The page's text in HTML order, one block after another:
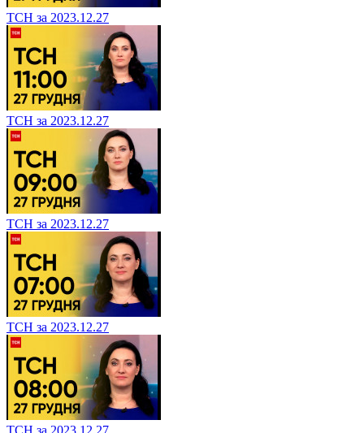
ТСН за 2023.12.27
ТСН за 2023.12.27
ТСН за 2023.12.27
ТСН за 2023.12.27
ТСН за 2023.12.27